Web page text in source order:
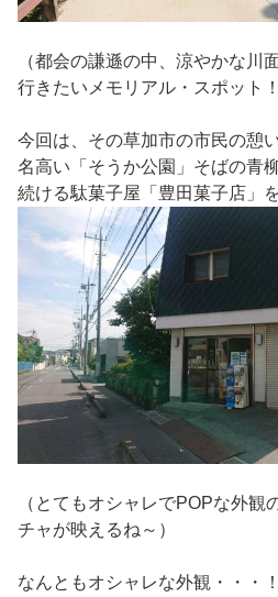
（都会の謙遜の中、涼やかな川
行きたいメモリアル・スポット！
今回は、その草加市の市民の憩
名高い「そうか公園」そばの青
続ける駄菓子屋「豊田菓子店」
（とてもオシャレでPOPな外観
チャが映えるね～）
なんともオシャレな外観・・・！